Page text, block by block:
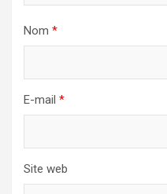
Nom *
E-mail *
Site web